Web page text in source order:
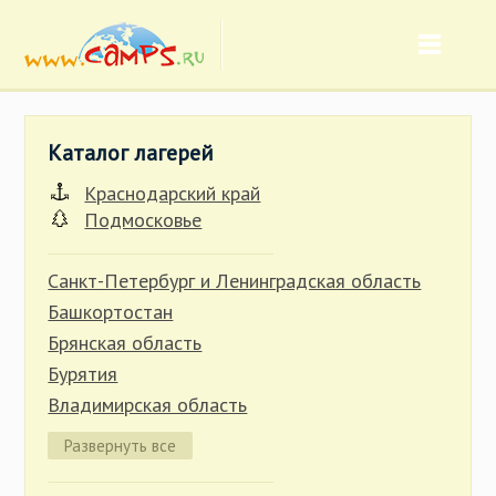
Каталог лагерей
Краснодарский край
Подмосковье
Санкт-Петербург и Ленинградская область
Башкортостан
Брянская область
Бурятия
Владимирская область
Волгоградская область
Вологодская область
Развернуть все